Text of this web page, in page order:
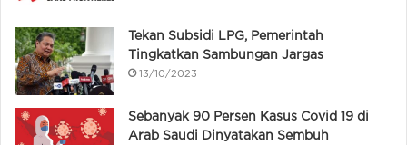
Tekan Subsidi LPG, Pemerintah
Tingkatkan Sambungan Jargas
13/10/2023
Sebanyak 90 Persen Kasus Covid 19 di
Arab Saudi Dinyatakan Sembuh